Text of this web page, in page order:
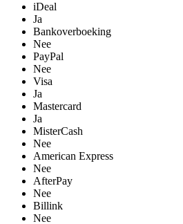
iDeal
Ja
Bankoverboeking
Nee
PayPal
Nee
Visa
Ja
Mastercard
Ja
MisterCash
Nee
American Express
Nee
AfterPay
Nee
Billink
Nee